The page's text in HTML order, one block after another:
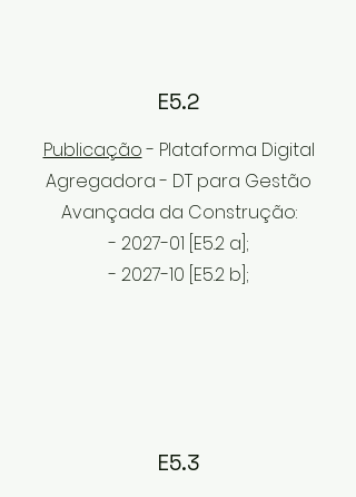
E5.2
Publicação- Plataforma Digital
Agregadora - DT para Gestão
Avançada da Construção:
- 2027-01 [E5.2a];
- 2027-10 [E5.2b];
E5.3